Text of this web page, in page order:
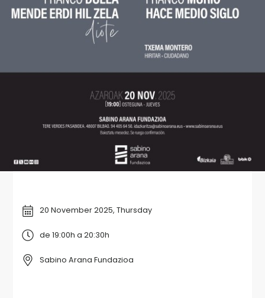
20 November 2025, Thursday
de 19:00h a 20:30h
Sabino Arana Fundazioa